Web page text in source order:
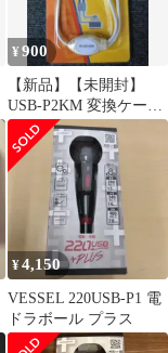
¥900
【新品】【未開封】
USB-P2KM 変換ケーブ
ル
¥4,150
VESSEL 220USB-P1 電
ドラボール プラス